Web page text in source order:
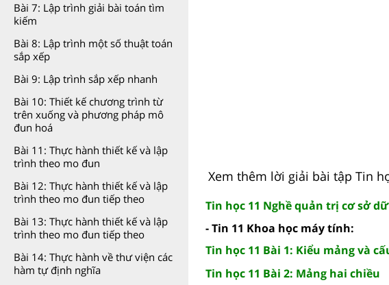
Bài 7: Lập trình giải bài toán tìm
kiếm
Bài 8: Lập trình một số thuật toán
sắp xếp
Bài 9: Lập trình sắp xếp nhanh
Bài 10: Thiết kế chương trình từ
trên xuống và phương pháp mô
đun hoá
Bài 11: Thực hành thiết kế và lập
trình theo mo đun
Bài 12: Thực hành thiết kế và lập
trình theo mo đun tiếp theo
Bài 13: Thực hành thiết kế và lập
trình theo mo đun tiếp theo
Bài 14: Thực hành về thư viện các
hàm tự định nghĩa
Xem thêm lời giải bài tập Tin
Tin học 11 Nghề quản trị cơ sở
- Tin 11 Khoa học máy tính:
Tin học 11 Bài 1: Kiểu mảng và
Tin học 11 Bài 2: Mảng hai chiều